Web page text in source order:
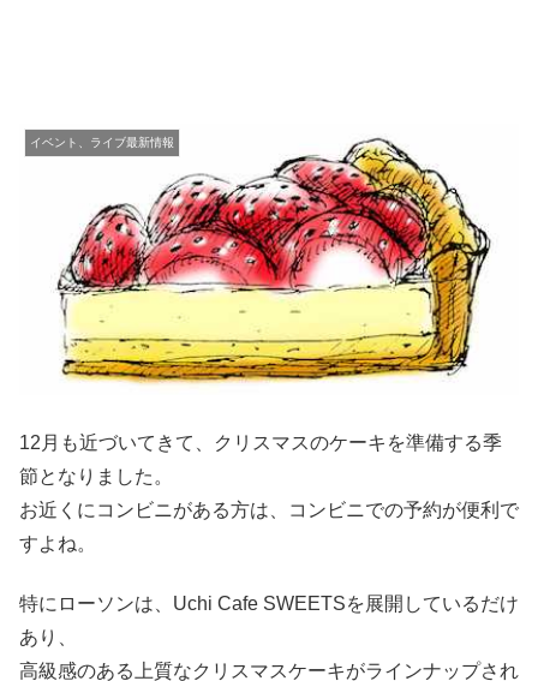
イベント、ライブ最新情報
12月も近づいてきて、クリスマスのケーキを準備する季
節となりました。
お近くにコンビニがある方は、コンビニでの予約が便利で
すよね。
特にローソンは、Uchi Cafe SWEETSを展開しているだけ
あり、
高級感のある上質なクリスマスケーキがラインナップされ